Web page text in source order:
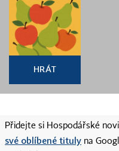
HRÁT
Přidejte si Hospodářské
své oblíbené tituly na